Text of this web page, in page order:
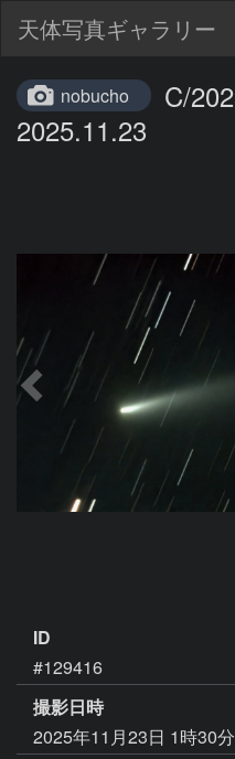
天体写真ギャラリー
nobucho
C/
2025.11.23
ID
#129416
撮影日時
2025年11月23日 1時30